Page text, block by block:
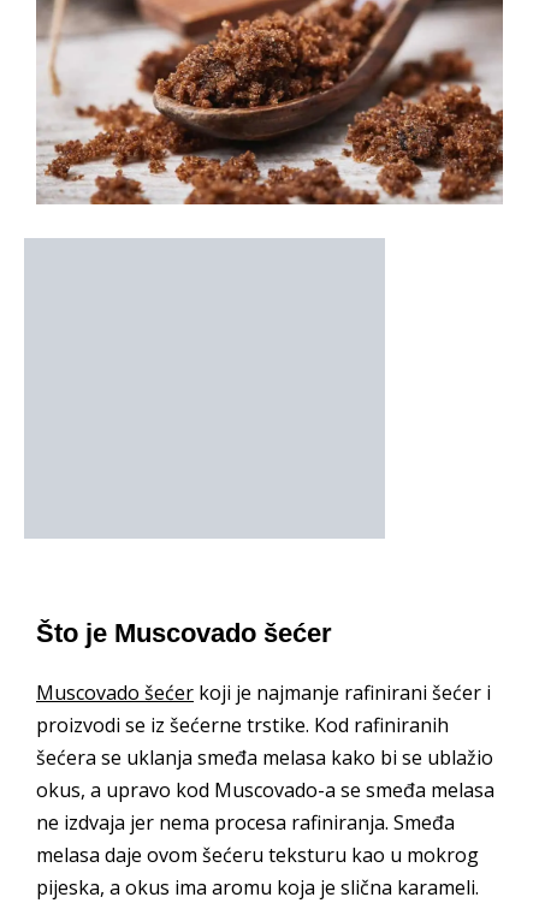
Što je Muscovado šećer
Muscovado šećer koji je najmanje rafinirani šećer i
proizvodi se iz šećerne trstike. Kod rafiniranih
šećera se uklanja smeđa melasa kako bi se ublažio
okus, a upravo kod Muscovado-a se smeđa melasa
ne izdvaja jer nema procesa rafiniranja. Smeđa
melasa daje ovom šećeru teksturu kao u mokrog
pijeska, a okus ima aromu koja je slična karameli.